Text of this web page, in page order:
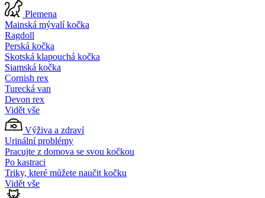
Plemena
Mainská mývalí kočka
Ragdoll
Perská kočka
Skotská klapouchá kočka
Siamská kočka
Cornish rex
Turecká van
Devon rex
Vidět vše
Výživa a zdraví
Urinální problémy
Pracujte z domova se svou kočkou
Po kastraci
Triky, které můžete naučit kočku
Vidět vše